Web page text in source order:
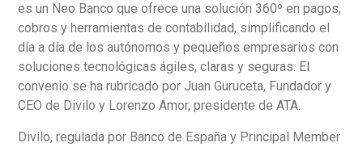
es un Neo Banco que ofrece una solución 360º en pagos,
cobros y herramientas de contabilidad, simplificando el
día a día de los autónomos y pequeños empresarios con
soluciones tecnológicas ágiles, claras y seguras. El
convenio se ha rubricado por Juan Guruceta, Fundador y
CEO de Divilo y Lorenzo Amor, presidente de ATA.
Divilo, regulada por Banco de España y Principal Member